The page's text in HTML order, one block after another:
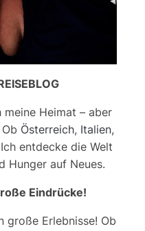
Heimat – aber
Österreich, Italien,
entdecke die Welt
Hunger auf Neues.
Eindrücke!
große Erlebnisse! Ob